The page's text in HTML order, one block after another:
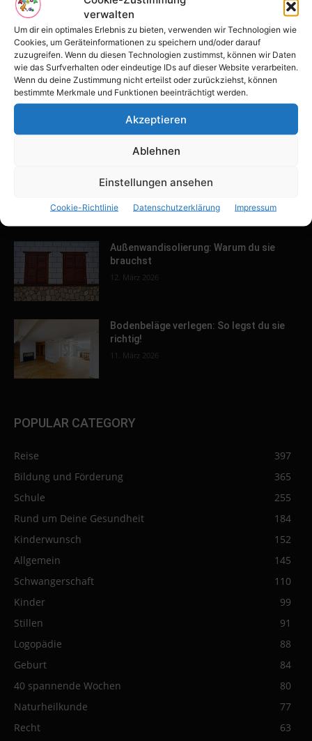
verwalten
Um dir ein optimales Erlebnis zu bieten, verwenden wir Technologien wie
Cookies, um Geräteinformationen zu speichern und/oder darauf
zuzugreifen. Wenn du diesen Technologien zustimmst, können wir Daten
wie das Surfverhalten oder eindeutige IDs auf dieser Website verarbeiten.
Wenn du deine Zustimmung nicht erteilst oder zurückziehst, können
bestimmte Merkmale und Funktionen beeinträchtigt werden.
Akzeptieren
Ablehnen
Einstellungen ansehen
Cookie-Richtlinie Datenschutzerklärung Impressum
Tulpenfest läutet Frühling in Potsdam
ein
16. April 2026
Familien-Paradies an der Adria
dein Zuhause
Außenwandisolierung: Warum du sie
brauchst
12. März 2026
Bodenbeläge verlegen: So legst du sie
richtig!
11. März 2026
POPULAR CATEGORY
Reise
397
Bildung und Förderung
365
Schule
255
Rund um Deine Gesundheit
184
Kinderwunsch
152
Allgemein
145
Schwangerschaft
110
Kinder
99
Stillen
91
Logopädie
88
Geburt
84
40 spannende Wochen
80
Naturheilkunde
77
Recht
63